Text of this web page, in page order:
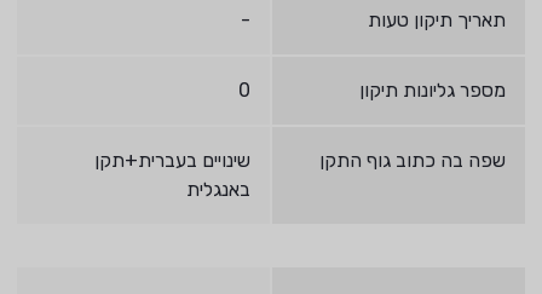
תאריך תיקון טעות -
מספר גליונות תיקון 0
שפה בה כתוב גוף התקן
שינויים בעברית+תקן
באנגלית